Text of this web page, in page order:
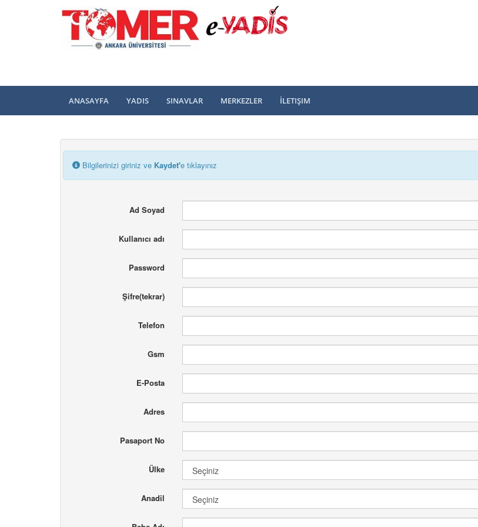
ANASAYFA YADIS SINAVLAR MERKEZLER İLETIŞIM
Bilgilerinizi giriniz ve Kaydet'e tıklayınız
Ad Soyad
Kullanıcı adı
Password
Şifre(tekrar)
Telefon
Gsm
E-Posta
Adres
Pasaport No
Ülke
Anadil